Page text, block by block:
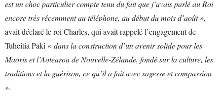
est un choc particulier compte tenu du fait que j’avais parlé au Roi
encore très récemment au téléphone, au début du mois d’août »,
avait déclaré le roi Charles, qui avait rappelé l’engagement de
Tuheitia Paki « dans la construction d’un avenir solide pour les
Maoris et l’Aotearoa de Nouvelle-Zélande, fondé sur la culture, les
traditions et la guérison, ce qu’il a fait avec sagesse et compassion
».